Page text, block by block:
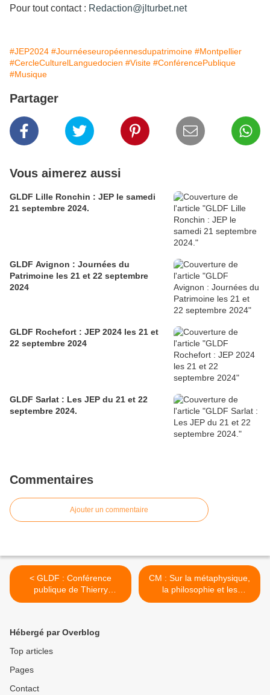
Pour tout contact : Redaction@jlturbet.net
#JEP2024 #Journéeseuropéennesdupatrimoine #Montpellier
#CercleCulturelLanguedocien #Visite #ConférencePublique
#Musique
Partager
Vous aimerez aussi
GLDF Lille Ronchin : JEP le samedi
21 septembre 2024.
GLDF Avignon : Journées du
Patrimoine les 21 et 22 septembre
2024
GLDF Rochefort : JEP 2024 les 21 et
22 septembre 2024
GLDF Sarlat : Les JEP du 21 et 22
septembre 2024.
Commentaires
Ajouter un commentaire
< GLDF : Conférence
publique de Thierry
Zaveroni, Grand Maître de
Barcelone.
CM : Sur la métaphysique,
la philosophie et les
traditions ésotériques des
Hébergé par Overblog
Top articles
Pages
Contact